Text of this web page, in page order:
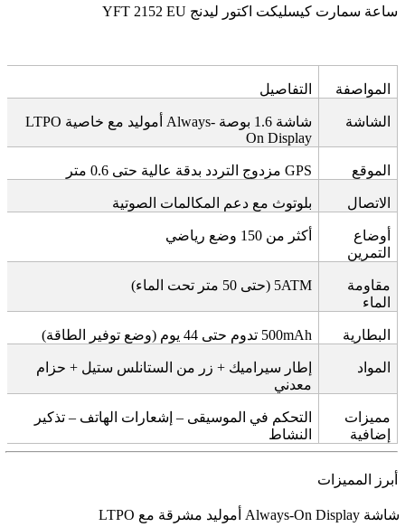
ساعة سمارت كيسليكت اكتور ليدنج
المواصفة التفاصيل
الشاشة شاشة 1.6 بوصة LTPO أموليد مع خاصية Always-
On Display
الموقع GPS مزدوج التردد بدقة عالية حتى 0.6 متر
الاتصال بلوتوث مع دعم المكالمات الصوتية
أوضاع
التمرين
أكثر من 150 وضع رياضي
مقاومة
الماء
5ATM ( حتى 50 متر تحت الماء )
البطارية 500mAh تدوم حتى 44 يوم (وضع توفير الطاقة)
المواد
إطار سيراميك + زر من الستانلس ستيل + حزام
معدني
مميزات
إضافية
التحكم في الموسيقى – إشعارات الهاتف – تذكير
النشاط
أبرز المميزات
شاشة أموليد مشرقة مع Always-On Display